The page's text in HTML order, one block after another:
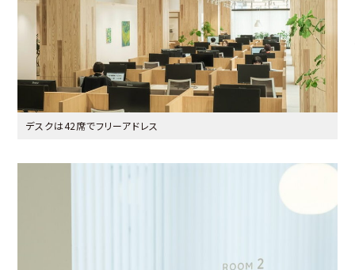
デスクは42席でフリーアドレス